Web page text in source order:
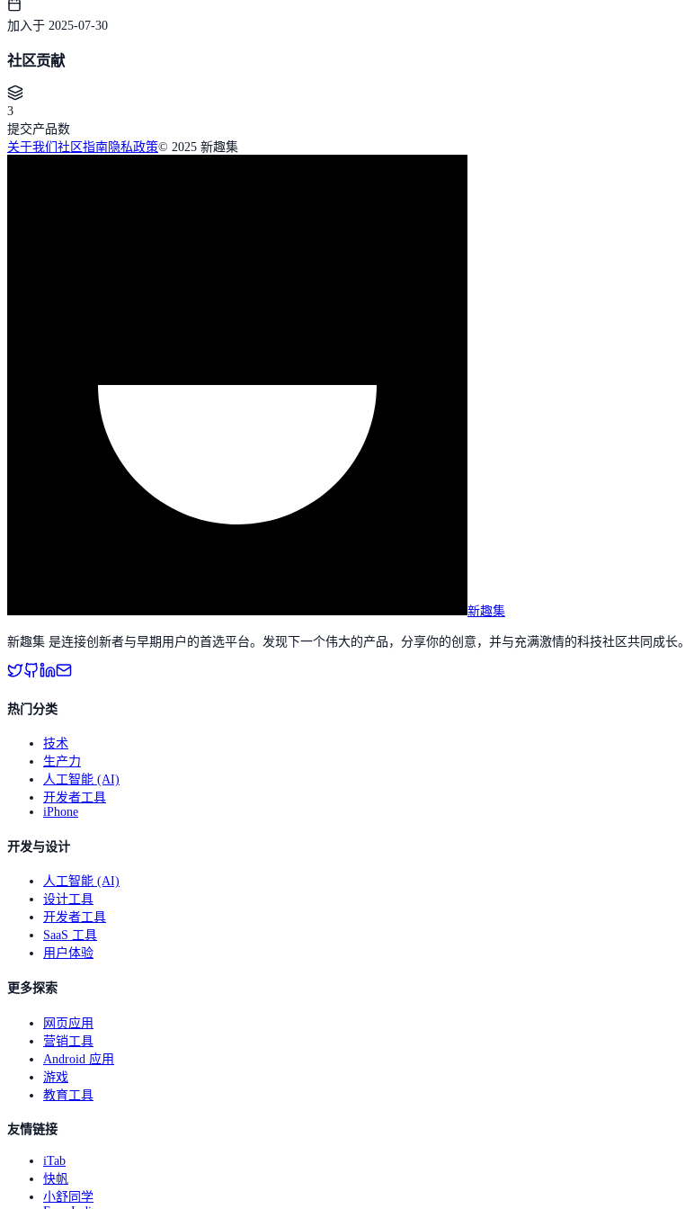
加入于 2025-07-30
社区贡献
3
提交产品数
关于我们 社区指南隐私政策© 2025 新趣集
新趣集
新趣集 是连接创新者与早期用户的首选平台。发现下一个伟大的产品，分享你的创意，并与充满激情的科技社区共同成长。
热门分类
技术
生产力
人工智能 (AI)
开发者工具
iPhone
开发与设计
人工智能 (AI)
设计工具
开发者工具
SaaS 工具
用户体验
更多探索
网页应用
营销工具
Android 应用
游戏
教育工具
友情链接
iTab
快帆
小舒同学